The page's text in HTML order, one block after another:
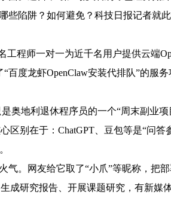
些陷阱？如何避免？科技日报记者就此
工程师一对一为近千名用户提供云端
度龙虾OpenClaw安装代排队”的服务
奥地利退休程序员的一个“周末副业
别在于：ChatGPT、豆包等是“问答
气。网友给它取了“小爪”等昵称，把
成研究报告、开展课题研究，有新